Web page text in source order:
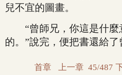
兒不宜的圖畫。
“曾師兄，你這是什麼
的。”說完，便把書還給了
首章 上一章 45/487